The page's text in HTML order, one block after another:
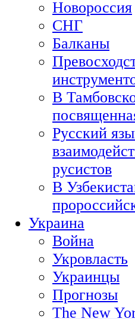
Новороссия
СНГ
Балканы
В
Русский
русистов
В
Украина
Война
Укровласть
Украинцы
Прогнозы
The New